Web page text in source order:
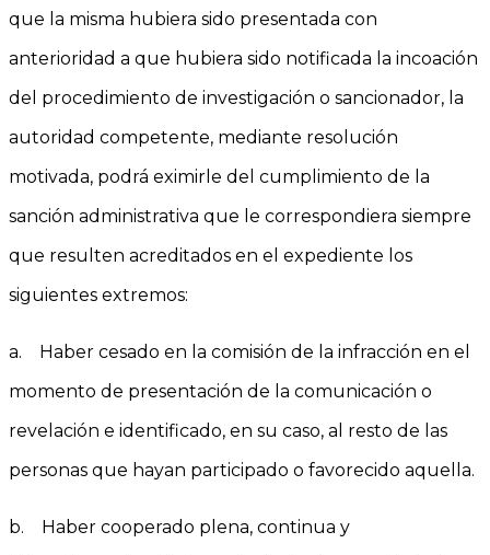
que la misma hubiera sido presentada con
anterioridad a que hubiera sido notificada la incoación
del procedimiento de investigación o sancionador, la
autoridad competente, mediante resolución
motivada, podrá eximirle del cumplimiento de la
sanción administrativa que le correspondiera siempre
que resulten acreditados en el expediente los
siguientes extremos:
a. Haber cesado en la comisión de la infracción en el
momento de presentación de la comunicación o
revelación e identificado, en su caso, al resto de las
personas que hayan participado o favorecido aquella.
b. Haber cooperado plena, continua y